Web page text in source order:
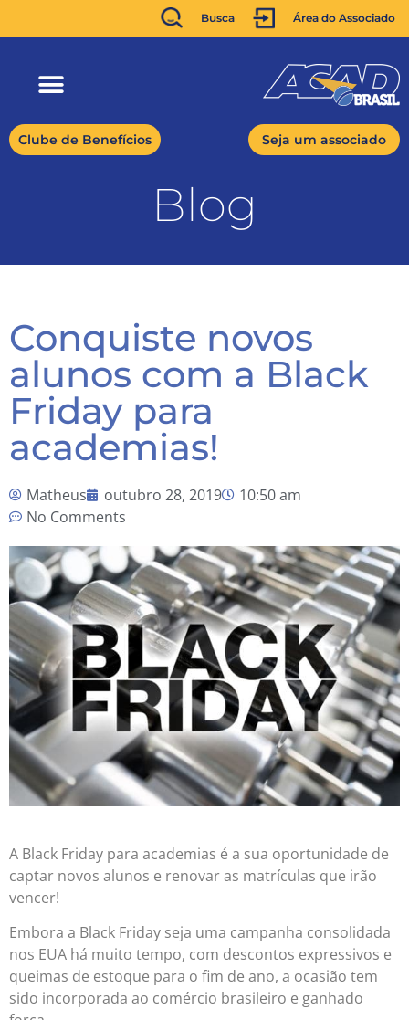
Busca Área do Associado
Clube de Benefícios Seja um associado
Blog
Conquiste novos
alunos com a Black
Friday para
academias!
Matheus outubro 28, 2019
10:50 am
No Comments
A Black Friday para academias é a sua oportunidade de
captar novos alunos e renovar as matrículas que irão
vencer!
Embora a Black Friday seja uma campanha consolidada
nos EUA há muito tempo, com descontos expressivos e
queimas de estoque para o fim de ano, a ocasião tem
sido incorporada ao comércio brasileiro e ganhado